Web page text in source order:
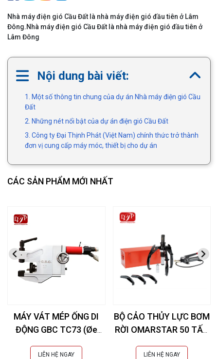
Nhà máy điện gió Cầu Đất là nhà máy điện gió đầu tiên ở Lâm
Đông.Nhà máy điện gió Cầu Đất là nhà máy điện gió đầu tiên ở
Lâm Đông
Nội dung bài viết:
1. Một số thông tin chung của dự án Nhà máy điện gió Cầu
Đất
2. Những nét nổi bật của dự án điện gió Cầu Đất
3. Công ty Đại Thịnh Phát (Việt Nam) chính thức trở thành
đơn vị cung cấp máy móc, thiết bị cho dự án
CÁC SẢN PHẨM MỚI NHẤT
MÁY VÁT MÉP ỐNG DI
ĐỘNG GBC TC73 (Øe
LIÊN HỆ NGAY
BỘ CẢO THỦY LỰC BƠM
RỜI OMARSTAR 50 TẤN
LIÊN HỆ NGAY